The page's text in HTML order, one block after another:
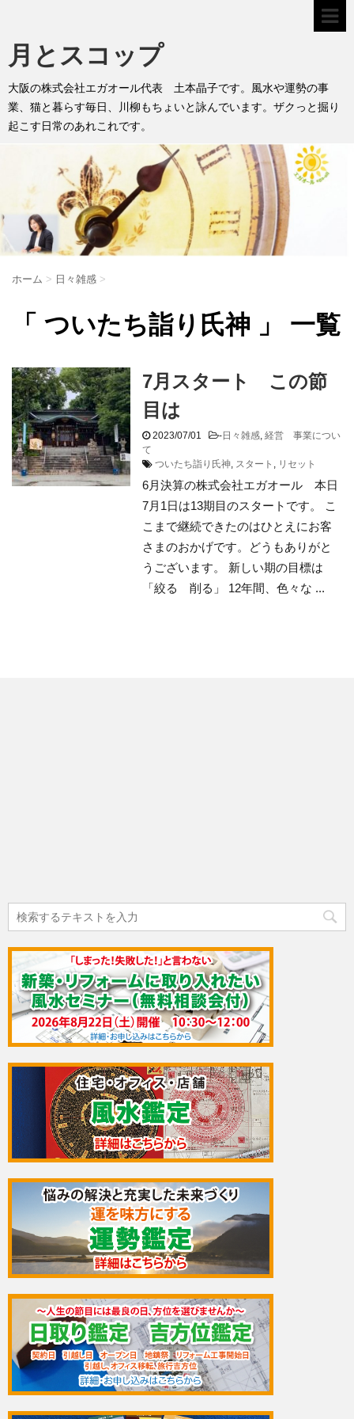
月とスコップ
大阪の株式会社エガオール代表 土本晶子です。風水や運勢の事
業、猫と暮らす毎日、川柳もちょいと詠んでいます。ザクっと掘り
起こす日常のあれこれです。
ホーム > 日々雑感 >
「 ついたち詣り氏神 」 一覧
7月スタート この節
目は
2023/07/01 -日々雑感, 経営 事業につい
て
ついたち詣り氏神, スタート , リセット
6月決算の株式会社エガオール 本日
7月1日は13期目のスタートです。 こ
こまで継続できたのはひとえにお客
さまのおかげです。どうもありがと
うございます。 新しい期の目標は
「絞る 削る」 12年間、色々な ...